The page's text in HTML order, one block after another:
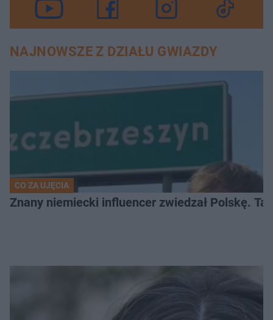
NAJNOWSZE Z DZIAŁU GWIAZDY
CO ZA UJĘCIA
Znany niemiecki influencer zwiedzał Polskę.